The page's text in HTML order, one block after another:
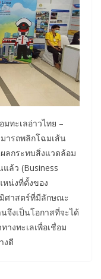
มทะเลอ่าวไทย –
ารถพลิกโฉมเส้น
ลกระทบสิ่งแวดล้อม
ล้ว (Business
หน่งที่ตั้งของ
มิศาสตร์ที่มีลักษณะ
จึงเป็นโอกาสที่จะได้
งทะเลเพื่อเชื่อม
งดี